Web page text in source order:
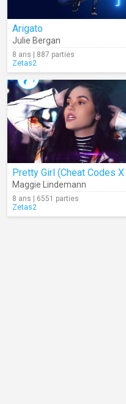
Arigato
Julie Bergan
8 ans | 887 parties
Zetas2
Maggie Lindemann
8 ans | 6551 parties
Zetas2